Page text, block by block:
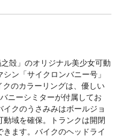
殻」のオリジナル美少女可動
ン「サイクロンバニー号」
のカラーリングは、優しい
ニーシミターが付属してお
クのうさみみはボールジョ
域を確保。トランクは開閉
ます。バイクのヘッドライ